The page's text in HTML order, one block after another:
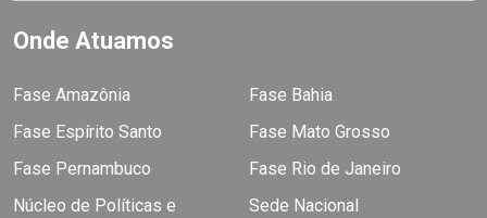
Onde Atuamos
Fase Amazônia
Fase Bahia
Fase Espírito Santo
Fase Mato Grosso
Fase Pernambuco
Fase Rio de Janeiro
Núcleo de Políticas e
Sede Nacional